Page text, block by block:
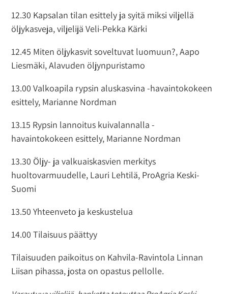
12.30 Kapsalan tilan esittely ja syitä miksi viljellä
öljykasveja, viljelijä Veli-Pekka Kärki
12.45 Miten öljykasvit soveltuvat luomuun?, Aapo
Liesmäki, Alavuden öljynpuristamo
13.00 Valkoapila rypsin aluskasvina -havaintokokeen
esittely, Marianne Nordman
13.15 Rypsin lannoitus kuivalannalla -
havaintokokeen esittely, Marianne Nordman
13.30 Öljy- ja valkuaiskasvien merkitys
huoltovarmuudelle, Lauri Lehtilä, ProAgria Keski-
Suomi
13.50 Yhteenveto ja keskustelua
14.00 Tilaisuus päättyy
Tilaisuuden paikoitus on Kahvila-Ravintola Linnan
Liisan pihassa, josta on opastus pellolle.